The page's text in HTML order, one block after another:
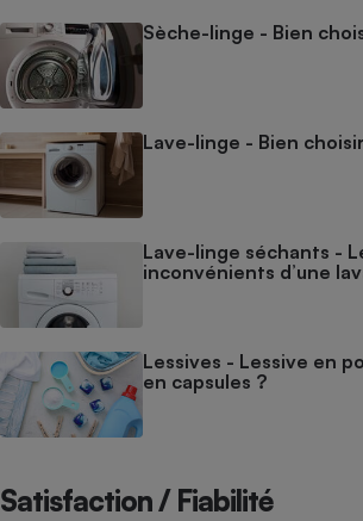
Sèche-linge - Bien
Lave-linge - Bien
Lave-linge séchants -
inconvénients d’une
Lessives - Lessive en
en capsules ?
Satisfaction / Fiabilité